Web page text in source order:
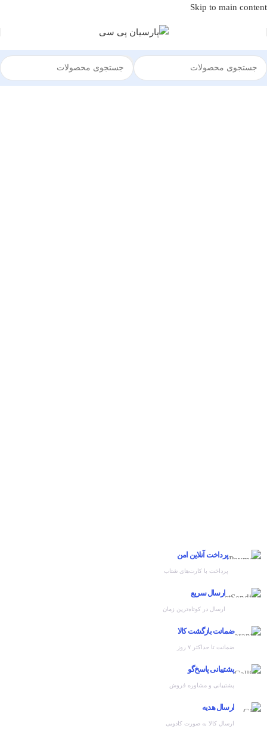
Skip to main content
پرداخت آنلاین امن
پرداخت با کارت‌های شتاب
ارسال سریع
ارسال در کوتاه‌ترین زمان
ضمانت بازگشت کالا
ضمانت تا حداکثر ۷ روز
پشتیبانی پاسخ‌گو
پشتیبانی و مشاوره فروش
ارسال هدیه
ارسال کالا به صورت کادویی